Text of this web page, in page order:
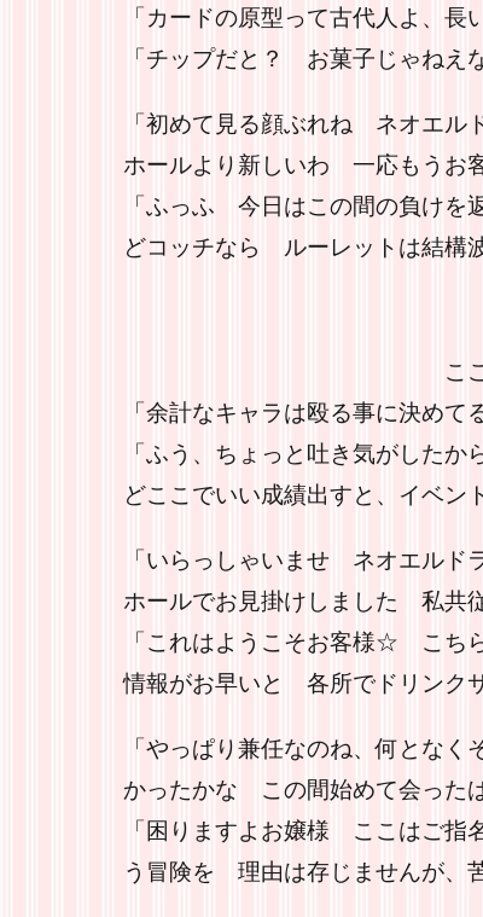
「カードの原型って古代人よ、
「チップだと？ お菓子じゃねえ
「初めて見る顔ぶれね ネオエル
ホールより新しいわ 一応もうお
「ふっふ 今日はこの間の負け
どコッチなら ルーレットは結構
ここでバキッ
「余計なキャラは殴る事に決め
「ふう、ちょっと吐き気がした
どここでいい成績出すと、イベン
「いらっしゃいませ ネオエルド
ホールでお見掛けしました 私共
「これはようこそお客様☆ こち
情報がお早いと 各所でドリンク
「やっぱり兼任なのね、何とな
かったかな この間始めて会った
「困りますよお嬢様 ここはご
う冒険を 理由は存じませんが、